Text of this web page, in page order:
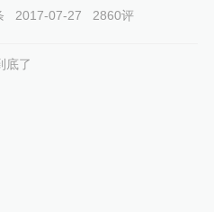
2017-07-27 2860评
底了